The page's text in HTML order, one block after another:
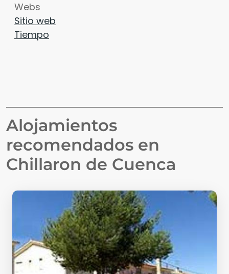
Webs
Sitio web
Tiempo
Alojamientos
recomendados en
Chillaron de Cuenca